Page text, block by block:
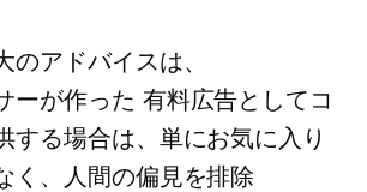
のアドバイスは、
ーが作った 有料広告としてコ
する場合は、単にお気に入り
く、人間の偏見を排除